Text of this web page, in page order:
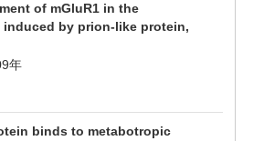
of mGluR1 in the
induced by prion-like protein,
年
binds to metabotropic